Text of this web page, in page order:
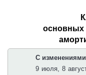
основных
С
9 июля, 8